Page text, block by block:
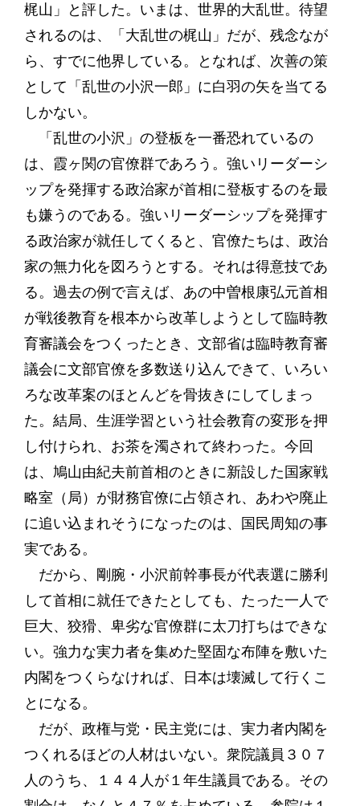
梶山」と評した。いまは、世界的大乱世。待望
されるのは、「大乱世の梶山」だが、残念なが
ら、すでに他界している。となれば、次善の策
として「乱世の小沢一郎」に白羽の矢を当てる
しかない。
「乱世の小沢」の登板を一番恐れているの
は、霞ヶ関の官僚群であろう。強いリーダーシ
ップを発揮する政治家が首相に登板するのを最
も嫌うのである。強いリーダーシップを発揮す
る政治家が就任してくると、官僚たちは、政治
家の無力化を図ろうとする。それは得意技であ
る。過去の例で言えば、あの中曽根康弘元首相
が戦後教育を根本から改革しようとして臨時教
育審議会をつくったとき、文部省は臨時教育審
議会に文部官僚を多数送り込んできて、いろい
ろな改革案のほとんどを骨抜きにしてしまっ
た。結局、生涯学習という社会教育の変形を押
し付けられ、お茶を濁されて終わった。今回
は、鳩山由紀夫前首相のときに新設した国家戦
略室（局）が財務官僚に占領され、あわや廃止
に追い込まれそうになったのは、国民周知の事
実である。
だから、剛腕・小沢前幹事長が代表選に勝利
して首相に就任できたとしても、たった一人で
巨大、狡猾、卑劣な官僚群に太刀打ちはできな
い。強力な実力者を集めた堅固な布陣を敷いた
内閣をつくらなければ、日本は壊滅して行くこ
とになる。
だが、政権与党・民主党には、実力者内閣を
つくれるほどの人材はいない。衆院議員３０７
人のうち、１４４人が１年生議員である。その